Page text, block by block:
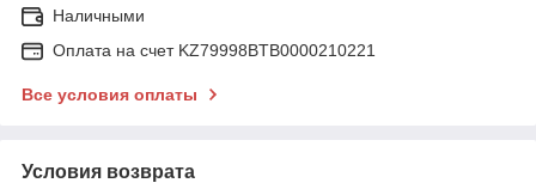
Наличными
Оплата на счет KZ79998BTB0000210221
Все условия оплаты
Условия возврата